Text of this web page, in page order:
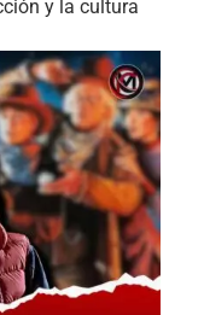
y la cultura